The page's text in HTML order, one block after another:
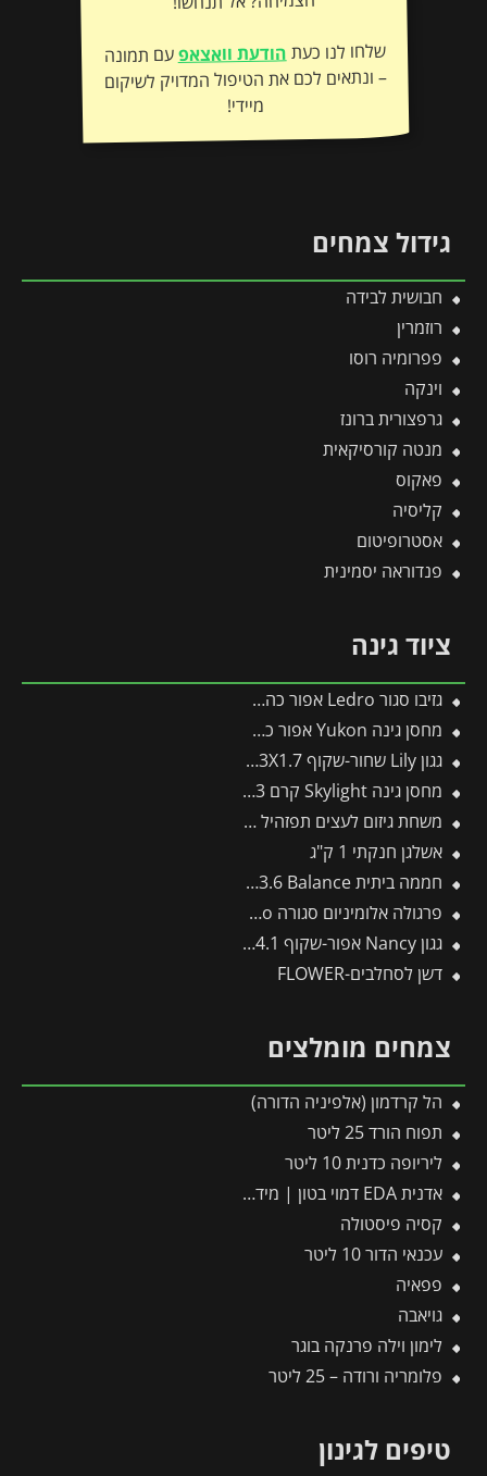
שלחו לנו כעתהודעת וואצאפעם תמונה
– ונתאים לכם את הטיפול המדויק לשיקום
מיידי!
גידול צמחים
חבושית לבידה
רוזמרין
פפרומיה רוסו
וינקה
גרפצורית ברונז
מנטה קורסיקאית
פאקוס
קליסיה
אסטרופיטום
פנדוראה יסמינית
ציוד גינה
גזיבו סגור Ledro אפור כהה 3X3 מבית פלרם – Canopia
מחסן גינה Yukon אפור כהה 3.3X4 מבית פלרם – קנופיה
גגון Lily שחור-שקוף 1.3X1.7 בעיצוב רטרו מבית פלרם – Canopia
מחסן גינה Skylight קרם 1.9X2.3 מבית פלרם – קנופיה
משחת גיזום לעצים תפזהיל 1 ק"ג (תפזול)
אשלגן חנקתי 1 ק"ג
חממה ביתית 3X3.6 Balance מבית פלרם – Canopia
פרגולה אלומיניום סגורה SanRemo אפורה 3X4.4 קירוי שקוף מבית Canopia
גגון Nancy אפור-שקוף 0.9X4.1 עיצוב מודרני מבית פלרם – Canopia
דשן לסחלבים-FLOWER
צמחים מומלצים
הל קרדמון (אלפיניה הדורה)
תפוח הורד 25 ליטר
ליריופה כדנית 10 ליטר
אדנית EDA דמוי בטון | מידות 78.5X29.5X60 ס"מ | אפור כהה
קסיה פיסטולה
עכנאי הדור 10 ליטר
פפאיה
גויאבה
לימון וילה פרנקה בוגר
פלומריה ורודה – 25 ליטר
טיפים לגינון